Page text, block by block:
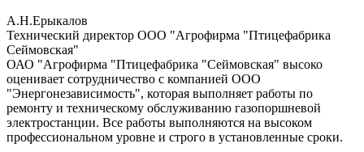
А.Н.Ерыкалов
Технический директор ООО "Агрофирма "Птицефабрика
Сеймовская"
ОАО "Агрофирма "Птицефабрика "Сеймовская" высоко
оценивает сотрудничество с компанией ООО
"Энергонезависимость", которая выполняет работы по
ремонту и техническому обслуживанию газопоршневой
электростанции. Все работы выполняются на высоком
профессиональном уровне и строго в установленные сроки.